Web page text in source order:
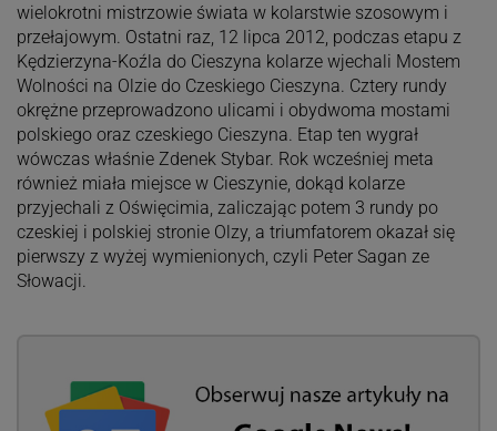
wielokrotni mistrzowie świata w kolarstwie szosowym i
przełajowym. Ostatni raz, 12 lipca 2012, podczas etapu z
Kędzierzyna-Koźla do Cieszyna kolarze wjechali Mostem
Wolności na Olzie do Czeskiego Cieszyna. Cztery rundy
okrężne przeprowadzono ulicami i obydwoma mostami
polskiego oraz czeskiego Cieszyna. Etap ten wygrał
wówczas właśnie Zdenek Stybar. Rok wcześniej meta
również miała miejsce w Cieszynie, dokąd kolarze
przyjechali z Oświęcimia, zaliczając potem 3 rundy po
czeskiej i polskiej stronie Olzy, a triumfatorem okazał się
pierwszy z wyżej wymienionych, czyli Peter Sagan ze
Słowacji.